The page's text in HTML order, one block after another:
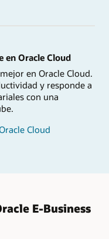
en Oracle Cloud
en Oracle Cloud.
y responde a
con una
Cloud
E-Business